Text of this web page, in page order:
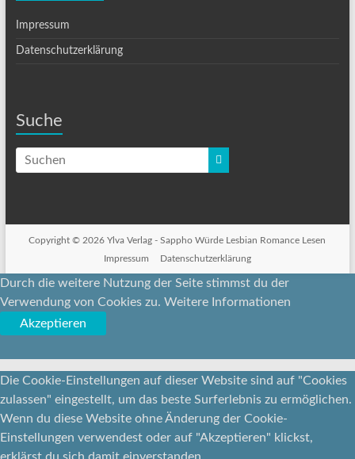
Impressum
Datenschutzerklärung
Suche
Copyright © 2026 Ylva Verlag -Sappho Würde Lesbian Romance Lesen
Impressum
Datenschutzerklärung
Durch die weitere Nutzung der Seite stimmst du der
Verwendung von Cookies zu. Weitere Informationen
Akzeptieren
Die Cookie-Einstellungen auf dieser Website sind auf "Cookies
zulassen" eingestellt, um das beste Surferlebnis zu ermöglichen.
Wenn du diese Website ohne Änderung der Cookie-
Einstellungen verwendest oder auf "Akzeptieren" klickst,